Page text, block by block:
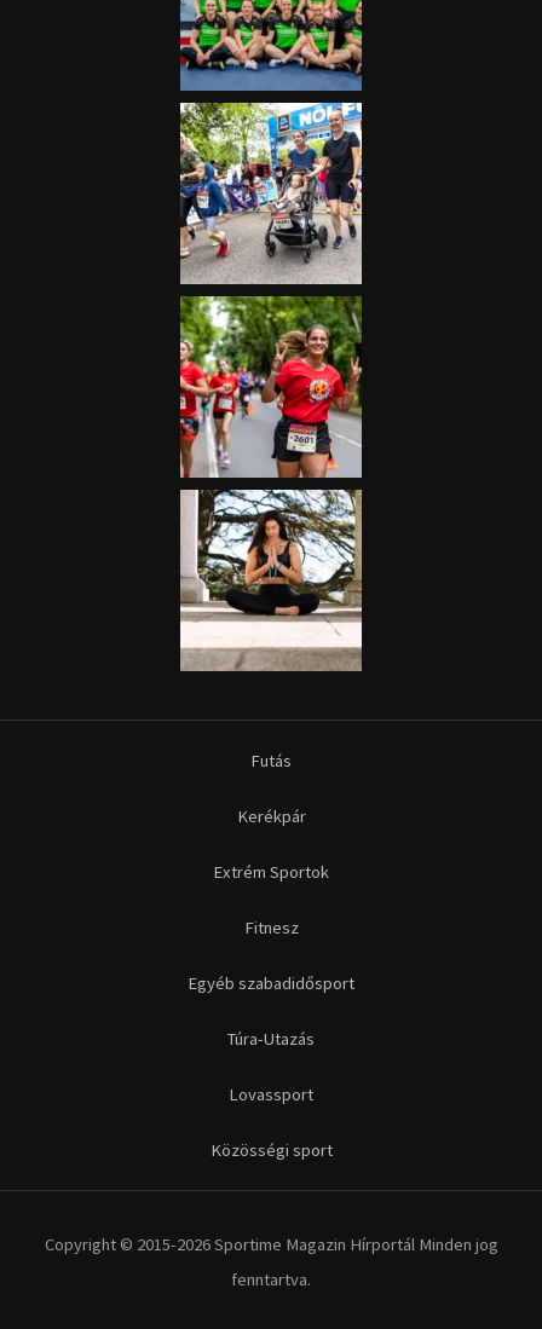
Futás
Kerékpár
Extrém Sportok
Fitnesz
Egyéb szabadidősport
Túra-Utazás
Lovassport
Közösségi sport
Copyright © 2015-2026 Sportime Magazin Hírportál Minden jog
fenntartva.